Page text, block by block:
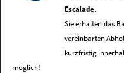
Escalade.
Sie erhalten das
vereinbarten
kurzfristig
möglich!